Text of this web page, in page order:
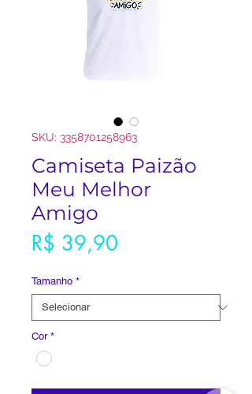
SKU: 3358701258963
Camiseta Paizão
Meu Melhor
Amigo
R$ 39,90
Tamanho *
Cor *